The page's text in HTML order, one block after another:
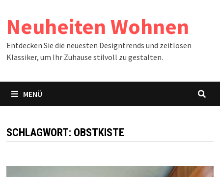
Inhalt
springen
Neuheiten Wohnen
Entdecken Sie die neuesten Designtrends und zeitlosen
Klassiker, um Ihr Zuhause stilvoll zu gestalten.
MENÜ
SCHLAGWORT: OBSTKISTE